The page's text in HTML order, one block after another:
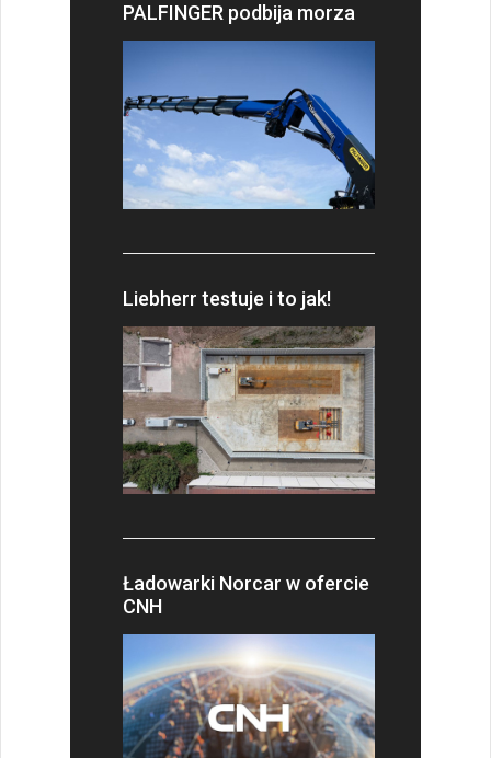
PALFINGER podbija morza
Liebherr testuje i to jak!
Ładowarki Norcar w ofercie
CNH